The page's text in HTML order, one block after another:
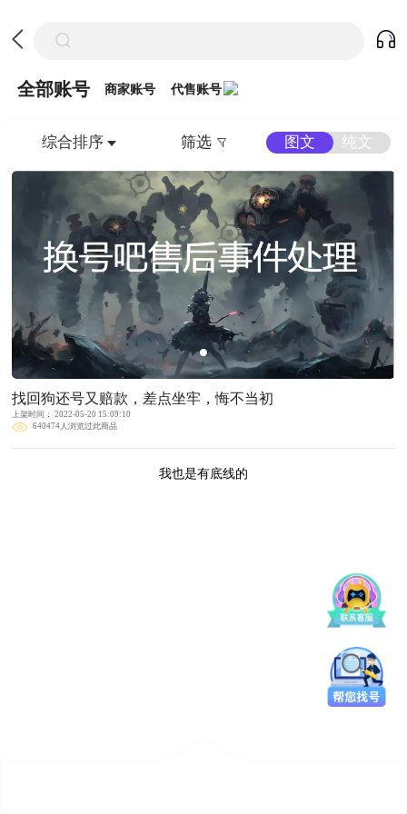
全部账号 商家账号 代售账号
综合排序 筛选 图文 纯文
找回狗还号又赔款，差点坐牢，悔不当初
上架时间： 2022-05-20 15:09:10
640474人浏览过此商品
我也是有底线的